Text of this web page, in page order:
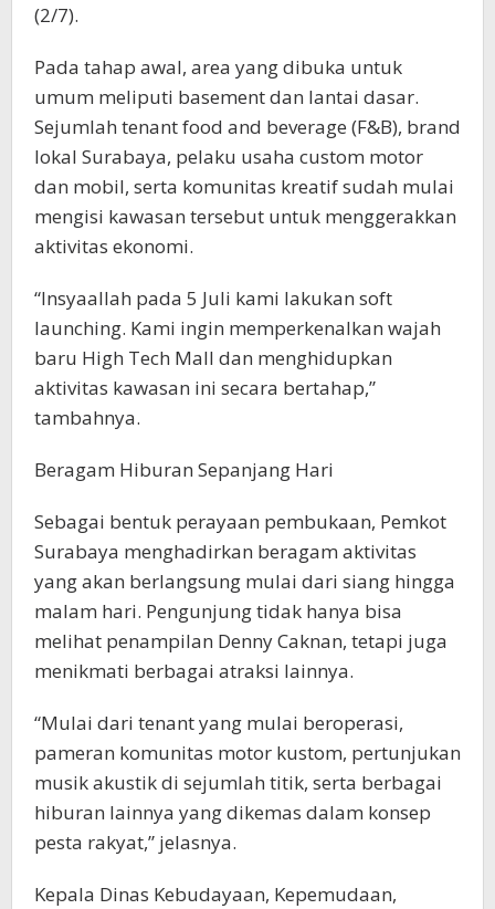
(2/7).
Pada tahap awal, area yang dibuka untuk
umum meliputi basement dan lantai dasar.
Sejumlah tenant food and beverage (F&B), brand
lokal Surabaya, pelaku usaha custom motor
dan mobil, serta komunitas kreatif sudah mulai
mengisi kawasan tersebut untuk menggerakkan
aktivitas ekonomi.
“Insyaallah pada 5 Juli kami lakukan soft
launching. Kami ingin memperkenalkan wajah
baru High Tech Mall dan menghidupkan
aktivitas kawasan ini secara bertahap,”
tambahnya.
Beragam Hiburan Sepanjang Hari
Sebagai bentuk perayaan pembukaan, Pemkot
Surabaya menghadirkan beragam aktivitas
yang akan berlangsung mulai dari siang hingga
malam hari. Pengunjung tidak hanya bisa
melihat penampilan Denny Caknan, tetapi juga
menikmati berbagai atraksi lainnya.
“Mulai dari tenant yang mulai beroperasi,
pameran komunitas motor kustom, pertunjukan
musik akustik di sejumlah titik, serta berbagai
hiburan lainnya yang dikemas dalam konsep
pesta rakyat,” jelasnya.
Kepala Dinas Kebudayaan, Kepemudaan,